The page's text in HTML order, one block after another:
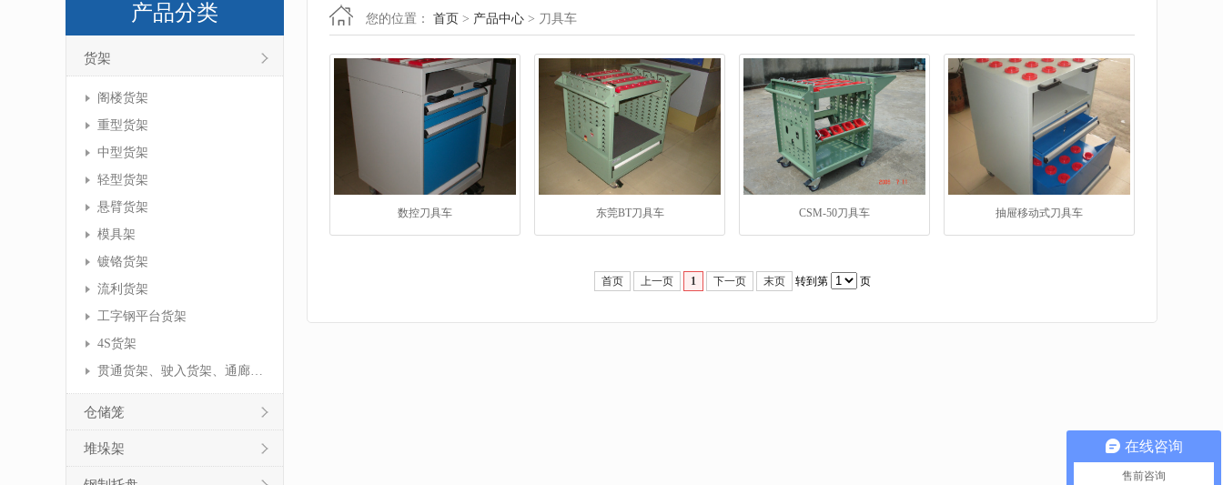
产品分类
货架
阁楼货架
重型货架
中型货架
轻型货架
悬臂货架
模具架
镀铬货架
流利货架
工字钢平台货架
4S货架
贯通货架、驶入货架、通廊货架
仓储笼
堆垛架
您的位置： 首页 > 产品中心 > 刀具车
数控刀具车 东莞BT刀具车 CSM-50刀具车 抽屉移动式刀具车
首页 上一页 1 下一页 末页 转到第 页
在线咨询
售前咨询